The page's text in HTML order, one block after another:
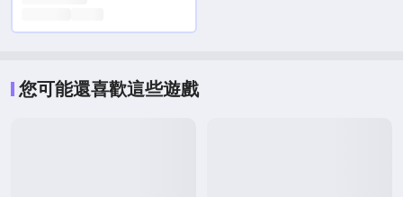
您可能還喜歡這些遊戲